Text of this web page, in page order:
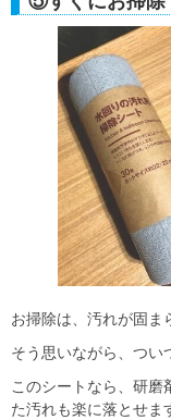
お掃除は、汚れが固ま
そう思いながら、つい
このシートなら、研磨
た汚れも楽に落とせま